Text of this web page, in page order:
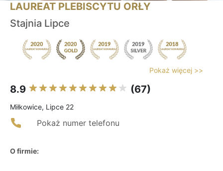
LAUREAT PLEBISCYTU ORŁY
Stajnia Lipce
Pokaż więcej >>
8.9 (67)
Miłkowice, Lipce 22
Pokaż numer telefonu
O firmie: